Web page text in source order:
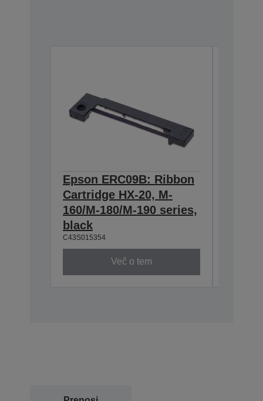
Epson ERC09B: Ribbon
Cartridge HX-20, M-
160/M-180/M-190 series,
black
C43S015354
Več o tem